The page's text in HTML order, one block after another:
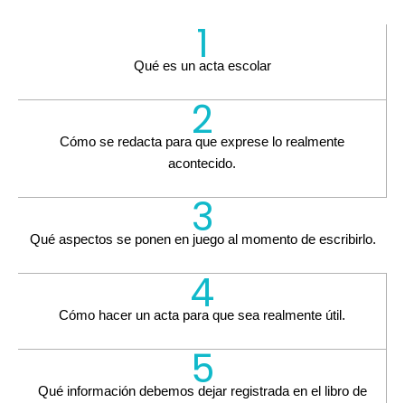
1
Qué es un acta escolar
2
Cómo se redacta para que exprese lo realmente
acontecido.
3
Qué aspectos se ponen en juego al momento de escribirlo.
4
Cómo hacer un acta para que sea realmente útil.
5
Qué información debemos dejar registrada en el libro de